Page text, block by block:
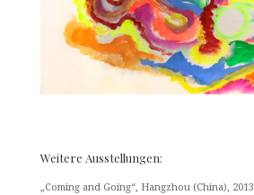
Weitere Ausstellungen:
„Coming and Going“, Hangzhou (China), 2013